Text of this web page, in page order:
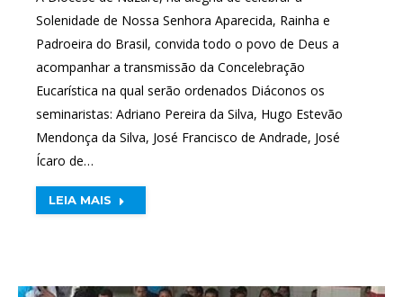
Solenidade de Nossa Senhora Aparecida, Rainha e
Padroeira do Brasil, convida todo o povo de Deus a
acompanhar a transmissão da Concelebração
Eucarística na qual serão ordenados Diáconos os
seminaristas: Adriano Pereira da Silva, Hugo Estevão
Mendonça da Silva, José Francisco de Andrade, José
Ícaro de…
LEIA MAIS